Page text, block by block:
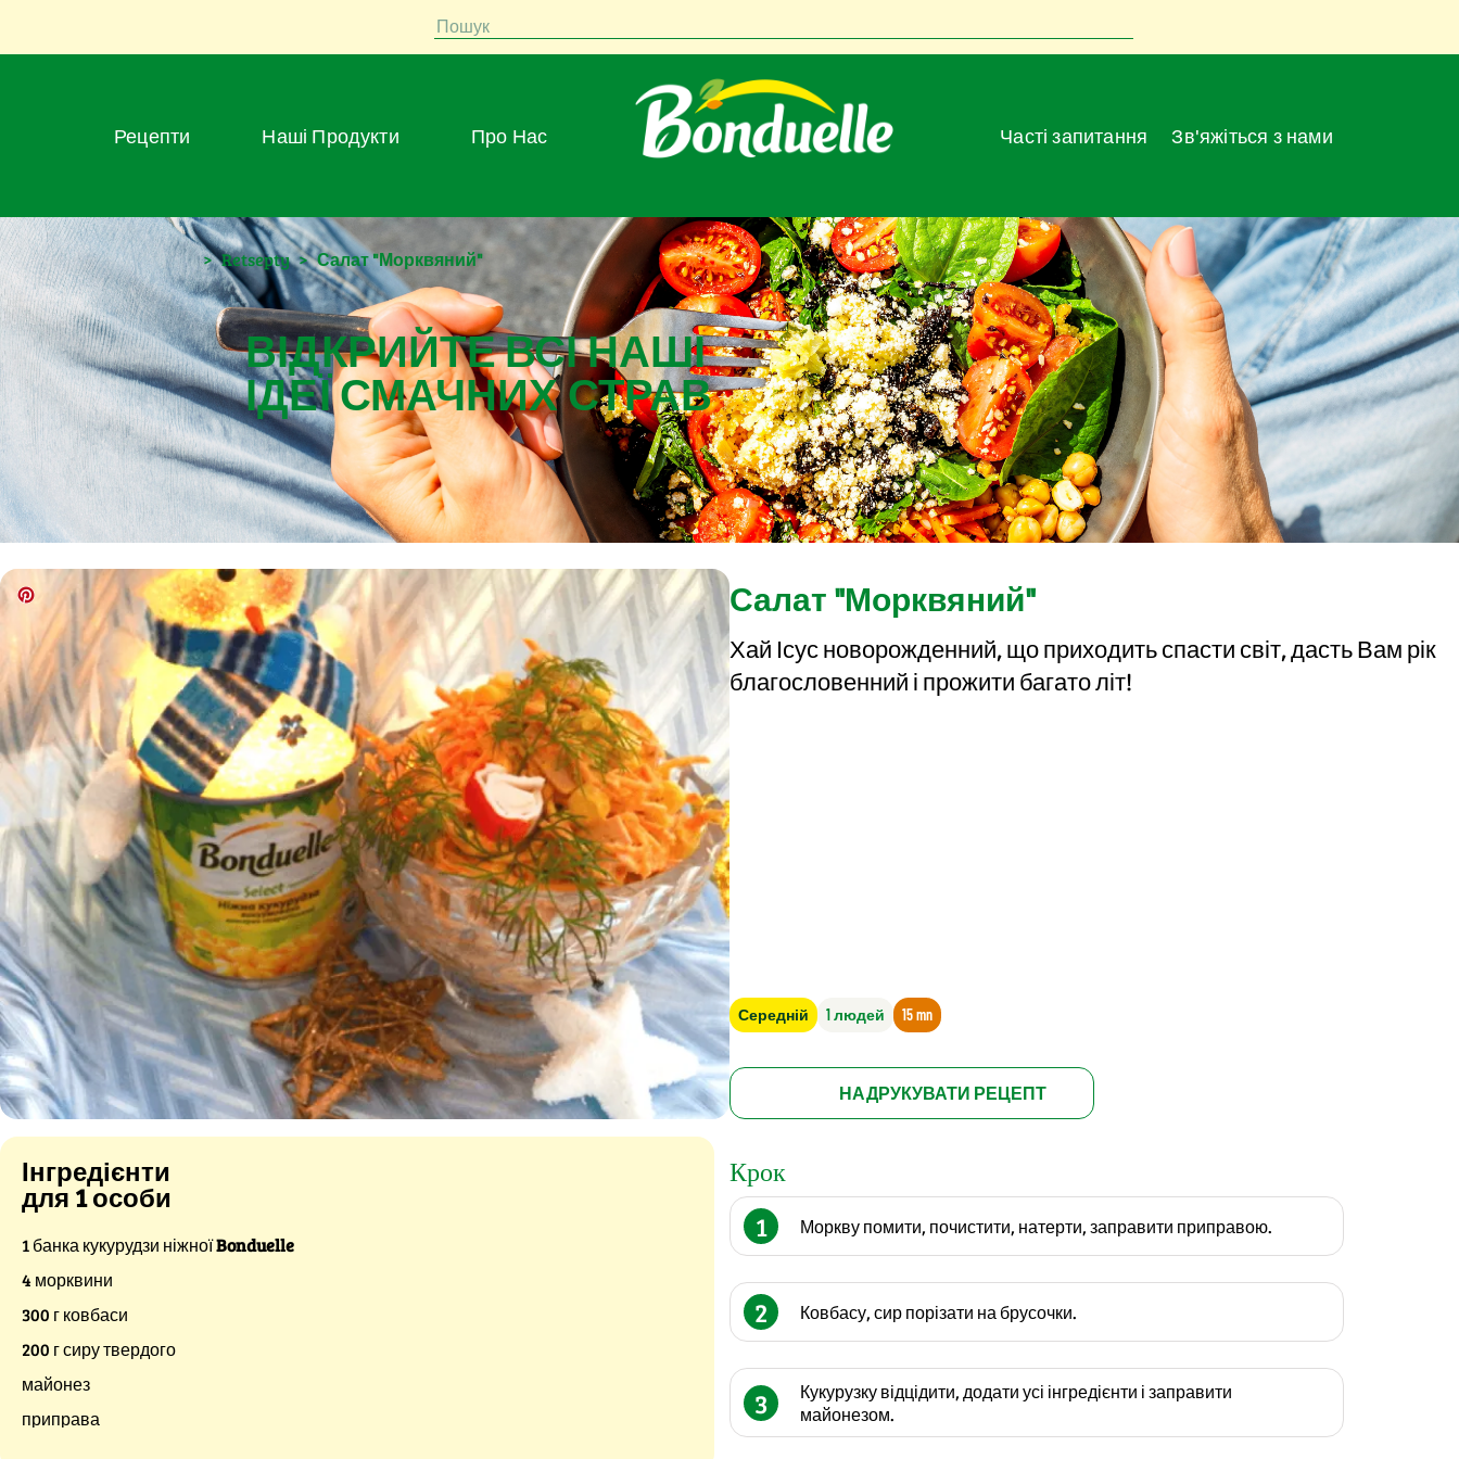
Пошук
Рецепти Наші Продукти Про Нас Часті запитання Зв'яжіться з нами
> Retsepty > Салат "Морквяний"
ВІДКРИЙТЕ ВСІ НАШІ
ІДЕЇ СМАЧНИХ СТРАВ
Салат "Морквяний"
Хай Ісус новорожденний, що приходить спасти світ, дасть Вам рік
благословенний і прожити багато літ!
Середній 1 людей 15 mn
НАДРУКУВАТИ РЕЦЕПТ
Інгредієнти
для 1 особи
1 банка кукурудзи ніжноїBonduelle
4 морквини
300 г ковбаси
200 г сиру твердого
майонез
приправа
Крок
1 Моркву помити, почистити, натерти, заправити приправою.
2 Ковбасу, сир порізати на брусочки.
3
Кукурузку відцідити, додати усі інгредієнти і заправити
майонезом.